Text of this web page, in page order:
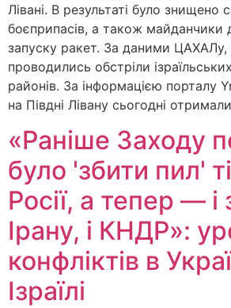
Лівані. В результаті було знищено
боєприпасів, а також майданчики
запуску ракет. За даними ЦАХАЛу, з
проводились обстріли
районів. За інформацією порталу
на Півдні Лівану сьогодні
«Раніше Заходу
було 'збити пил'
Росії, а тепер — і
Ірану, і КНДР»:
конфліктів в
Ізраїлі